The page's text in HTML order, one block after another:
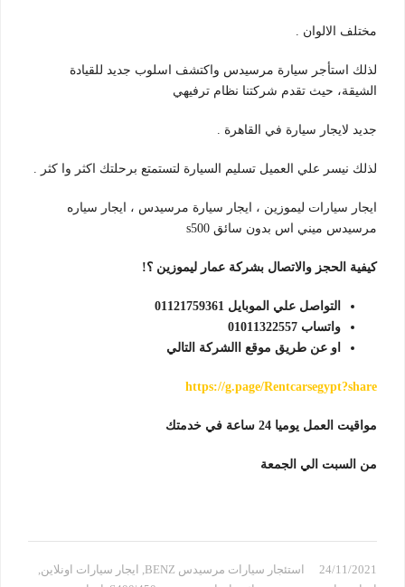
مختلف الالوان .
لذلك استأجر سيارة مرسيدس واكتشف اسلوب جديد للقيادة
الشيقة، حيث تقدم شركتنا نظام ترفيهي
جديد لايجار سيارة في القاهرة .
لذلك نيسر علي العميل تسليم السيارة لتستمتع برحلتك اكثر وا كثر .
ايجار سيارات ليموزين ، ايجار سيارة مرسيدس ، ايجار سياره
مرسيدس ميني اس بدون سائق s500
كيفية الحجز والاتصال بشركة عمار ليموزين ؟!
التواصل علي الموبايل 01121759361
واتساب 01011322557
او عن طريق موقع االشركة التالي
https://g.page/Rentcarsegypt?share
مواقيت العمل يوميا 24 ساعة في خدمتك
من السبت الي الجمعة
24/11/2021 استئجار سيارات مرسيدس BENZ , ايجار سيارات اونلاين,